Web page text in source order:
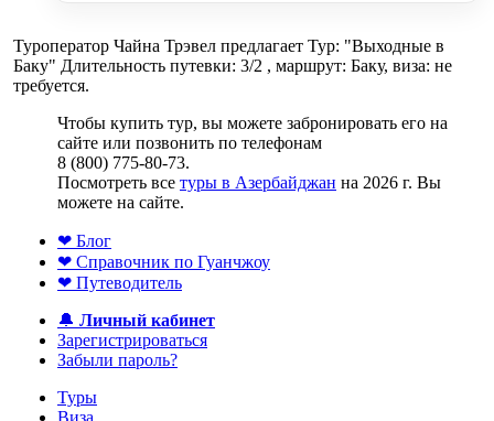
Туроператор Чайна Трэвел предлагает Тур: "Выходные в
Баку" Длительность путевки: 3/2 , маршрут: Баку, виза: не
требуется.
Чтобы купить тур, вы можете забронировать его на
сайте или позвонить по телефонам
8 (800) 775-80-73.
Посмотреть все туры в Азербайджан на 2026 г. Вы
можете на сайте.
❤ Блог
❤ Справочник по Гуанчжоу
❤ Путеводитель
🔔 Личный кабинет
Зарегистрироваться
Забыли пароль?
Туры